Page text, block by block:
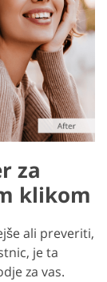
za
klikom
ali preveriti,
je ta
za vas.